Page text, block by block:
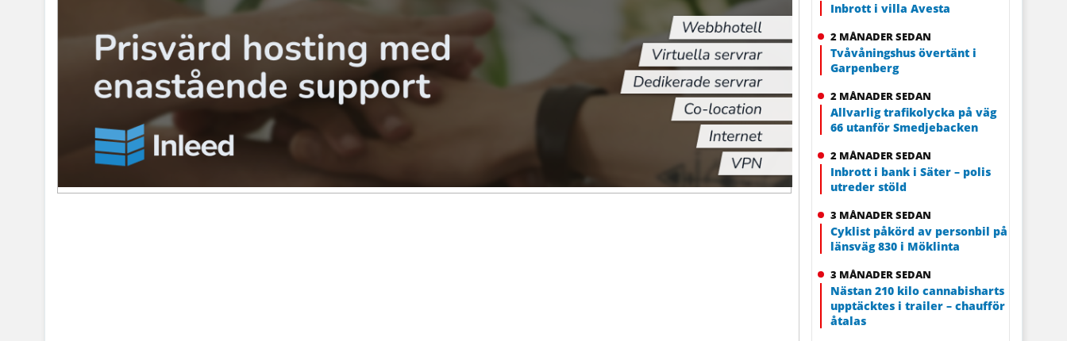
Inbrott i villa Avesta
2 MÅNADER SEDAN
Tvåvåningshus övertänt i
Garpenberg
2 MÅNADER SEDAN
Allvarlig trafikolycka på väg
66 utanför Smedjebacken
2 MÅNADER SEDAN
Inbrott i bank i Säter – polis
utreder stöld
3 MÅNADER SEDAN
Cyklist påkörd av personbil på
länsväg 830 i Möklinta
3 MÅNADER SEDAN
Nästan 210 kilo cannabisharts
upptäcktes i trailer – chaufför
åtalas